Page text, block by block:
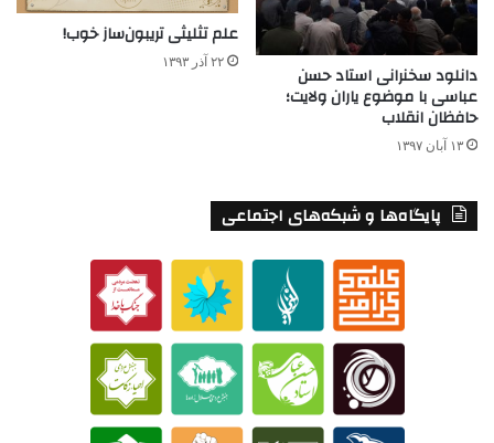
دانلود سخنرانی استاد حسن
عباسی با موضوع یاران ولایت؛
حافظان انقلاب
۱۳ آبان ۱۳۹۷
علم تثلیثی تریبون‌ساز خوب!
۲۲ آذر ۱۳۹۳
پایگاه‌ها و شبکه‌های اجتماعی